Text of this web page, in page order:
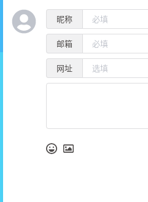
昵称
邮箱
网址